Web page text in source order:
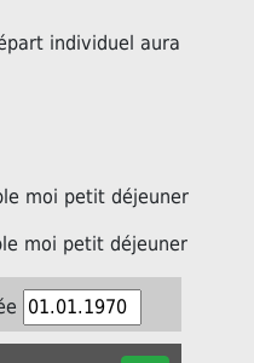
individuel aura
moi petit déjeuner
moi petit déjeuner